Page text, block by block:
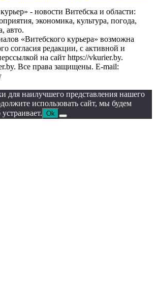
- новости Витебска и области:
экономика, культура, погода,
авто.
«Витебского курьера» возможна
согласия редакции, с активной и
на сайт https://vkurier.by.
Все права защищены. E-mail:
для наилучшего представления нашего
использовать сайт, мы будем
Ok